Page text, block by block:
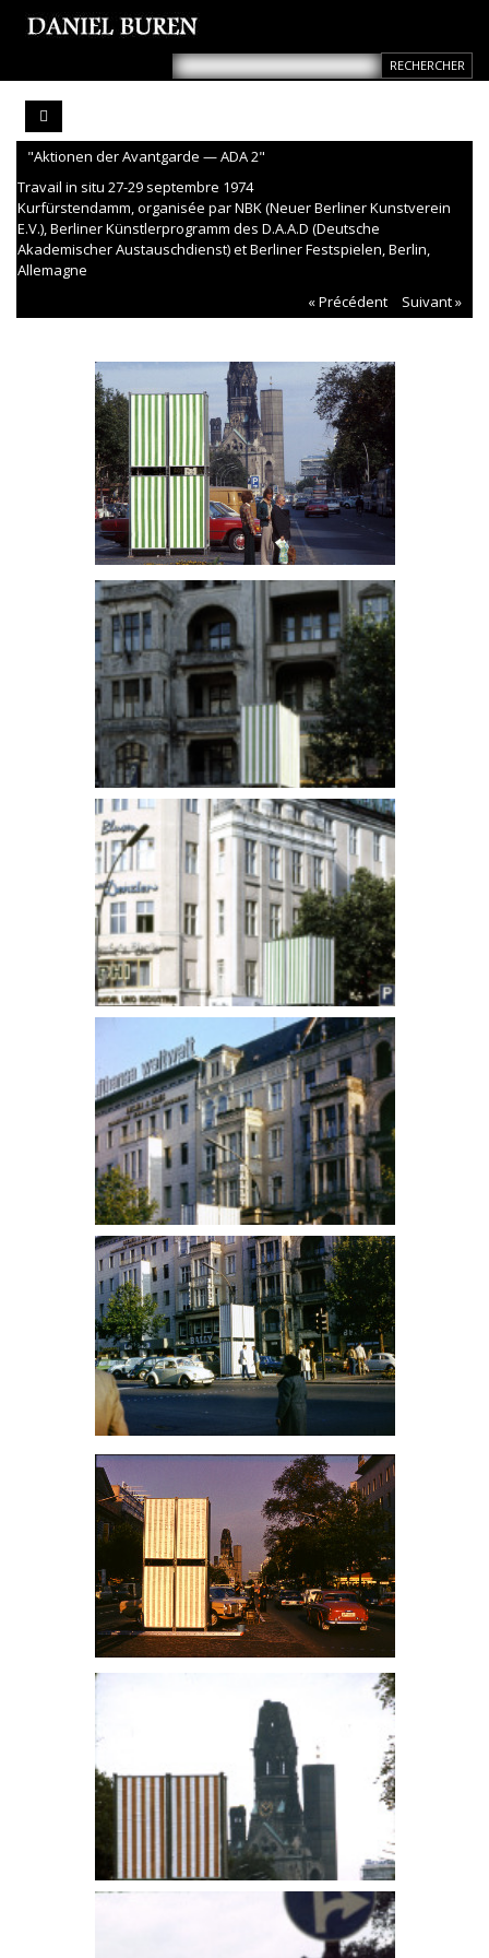
"Aktionen der Avantgarde — ADA 2"
Travail in situ 27-29 septembre 1974
Kurfürstendamm, organisée par NBK (Neuer Berliner Kunstverein
E.V.), Berliner Künstlerprogramm des D.A.A.D (Deutsche
Akademischer Austauschdienst) et Berliner Festspielen, Berlin,
Allemagne
« Précédent
Suivant »